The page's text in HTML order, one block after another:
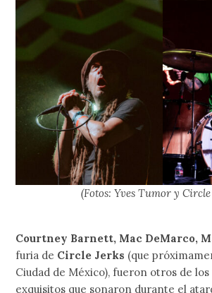
(Fotos: Yves Tumor y Circle
Courtney Barnett, Mac DeMarco,
furia de Circle Jerks (que
Ciudad de México), fueron otros de
exquisitos que sonaron durante el